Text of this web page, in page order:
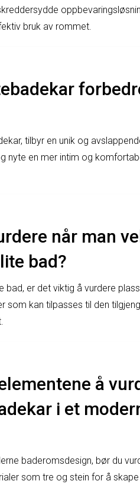
bruk av rommet.
tilbyr en unik og
nyte en mer intim og
når man
bad?
er det viktig å vurdere
kan tilpasses til den
å
i et
baderomsdesign, bør du
som tre og stein for å